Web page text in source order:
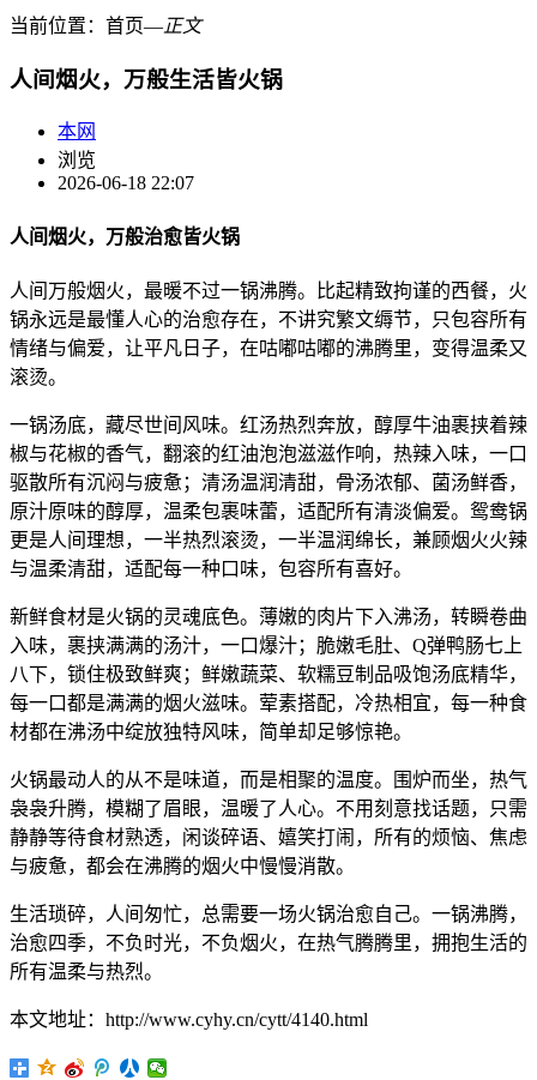
当前位置： 首页―正文
人间烟火，万般生活皆火锅
本网
浏览
2026-06-18 22:07
人间烟火，万般治愈皆火锅
人间万般烟火，最暖不过一锅沸腾。比起精致拘谨的西餐，火
锅永远是最懂人心的治愈存在，不讲究繁文缛节，只包容所有
情绪与偏爱，让平凡日子，在咕嘟咕嘟的沸腾里，变得温柔又
滚烫。
一锅汤底，藏尽世间风味。红汤热烈奔放，醇厚牛油裹挟着辣
椒与花椒的香气，翻滚的红油泡泡滋滋作响，热辣入味，一口
驱散所有沉闷与疲惫；清汤温润清甜，骨汤浓郁、菌汤鲜香，
原汁原味的醇厚，温柔包裹味蕾，适配所有清淡偏爱。鸳鸯锅
更是人间理想，一半热烈滚烫，一半温润绵长，兼顾烟火火辣
与温柔清甜，适配每一种口味，包容所有喜好。
新鲜食材是火锅的灵魂底色。薄嫩的肉片下入沸汤，转瞬卷曲
入味，裹挟满满的汤汁，一口爆汁；脆嫩毛肚、Q弹鸭肠七上
八下，锁住极致鲜爽；鲜嫩蔬菜、软糯豆制品吸饱汤底精华，
每一口都是满满的烟火滋味。荤素搭配，冷热相宜，每一种食
材都在沸汤中绽放独特风味，简单却足够惊艳。
火锅最动人的从不是味道，而是相聚的温度。围炉而坐，热气
袅袅升腾，模糊了眉眼，温暖了人心。不用刻意找话题，只需
静静等待食材熟透，闲谈碎语、嬉笑打闹，所有的烦恼、焦虑
与疲惫，都会在沸腾的烟火中慢慢消散。
生活琐碎，人间匆忙，总需要一场火锅治愈自己。一锅沸腾，
治愈四季，不负时光，不负烟火，在热气腾腾里，拥抱生活的
所有温柔与热烈。
本文地址：http://www.cyhy.cn/cytt/4140.html